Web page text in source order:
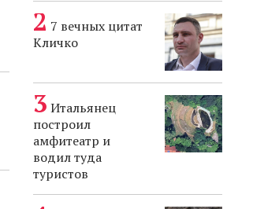
7 вечных цитат
Кличко
Итальянец
построил
амфитеатр и
водил туда
туристов